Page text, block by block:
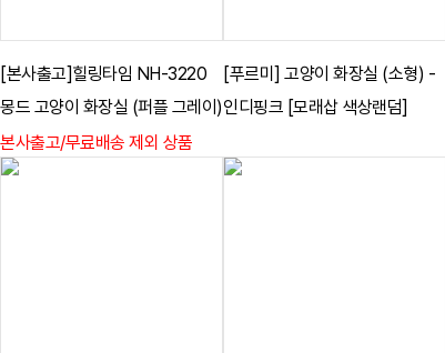
[본사출고]힐링타임 NH-3220
몽드 고양이 화장실 (퍼플 그레이)
본사출고/무료배송 제외 상품
[푸르미] 고양이 화장실 (소형) -
인디핑크 [모래삽 색상랜덤]